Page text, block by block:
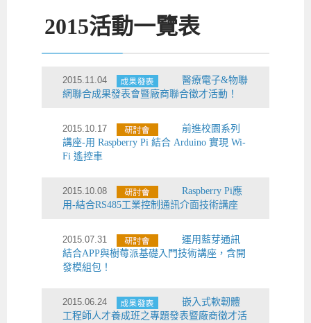
2015活動一覽表
2015.11.04
醫療電子&物聯
網聯合成果發表會暨廠商聯合徵才活動！
2015.10.17
前進校園系列
講座-用 Raspberry Pi 結合 Arduino 實現 Wi-
Fi 遙控車
2015.10.08
Raspberry Pi應
用-結合RS485工業控制通訊介面技術講座
2015.07.31
運用藍芽通訊
結合APP與樹莓派基礎入門技術講座，含開
發模組包！
2015.06.24
嵌入式軟韌體
工程師人才養成班之專題發表暨廠商徵才活